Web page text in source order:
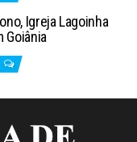
Igreja Lagoinha
Goiânia